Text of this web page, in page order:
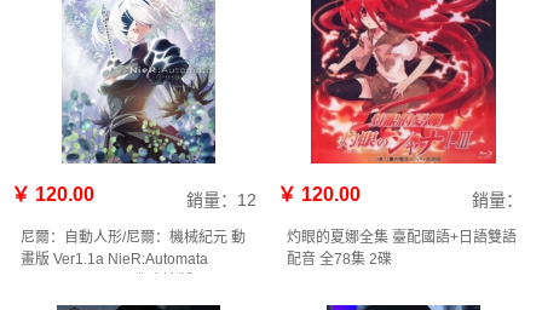
￥ 120.00 銷量：12
尼爾：自動人形/尼爾：機械紀元 動
畫版 Ver1.1a NieR:Automata
￥ 120.00 銷量：
灼眼的夏娜全集 臺配國語+日語雙語
配音 全78集 2碟